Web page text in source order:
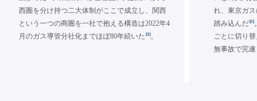
西圏を分け持つ二大体制がここで成立し、関西
という一つの商圏を一社で抱える構造は2022年4
月のガス導管分社化までほぼ80年続いた [3]。
れ、東京ガ
踏み込んだ[5]
ごとに切り
無事故で完遂